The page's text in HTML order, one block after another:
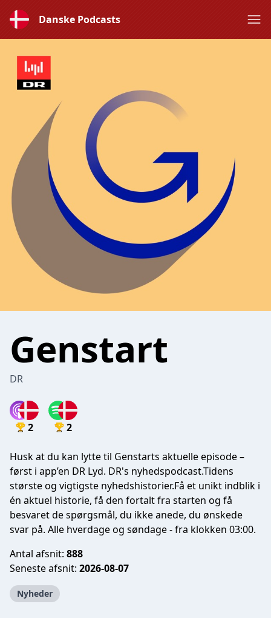
Danske Podcasts
Genstart
DR
2 2
Husk at du kan lytte til Genstarts aktuelle episode –
først i app’en DR Lyd. DR's nyhedspodcast.Tidens
største og vigtigste nyhedshistorier.Få et unikt indblik i
én aktuel historie, få den fortalt fra starten og få
besvaret de spørgsmål, du ikke anede, du ønskede
svar på. Alle hverdage og søndage - fra klokken 03:00.
Antal afsnit: 888
Seneste afsnit: 2026-08-07
Nyheder